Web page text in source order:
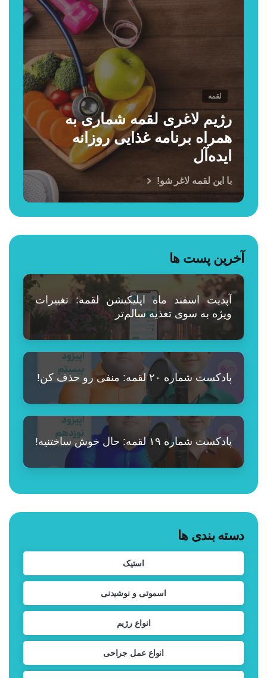
لقمه
رژیم لاغری لقمه شماری به
همراه برنامه غذایی روزانه
ایده‌آل
با این لقمه لاغر شو!
آخرین پست ها
آپدیت اسفند ماه اپلیکیشن لقمه: تغییرات
ویژه به سوی تغذیه سالم‌تر
پادکست شماره ۲۰ لقمه: منفی رو حذف کن!
پادکست شماره ۱۹ لقمه: حال خوش ساختنیه!
دسته بندی ها
استیک
اسموتی و نوشیدنی
انواع رژیم
انواع عمل جراحی